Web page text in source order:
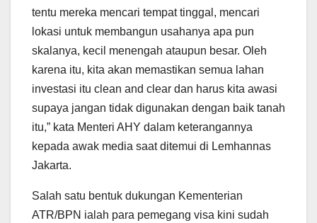
tentu mereka mencari tempat tinggal, mencari
lokasi untuk membangun usahanya apa pun
skalanya, kecil menengah ataupun besar. Oleh
karena itu, kita akan memastikan semua lahan
investasi itu clean and clear dan harus kita awasi
supaya jangan tidak digunakan dengan baik tanah
itu,” kata Menteri AHY dalam keterangannya
kepada awak media saat ditemui di Lemhannas
Jakarta.
Salah satu bentuk dukungan Kementerian
ATR/BPN ialah para pemegang visa kini sudah